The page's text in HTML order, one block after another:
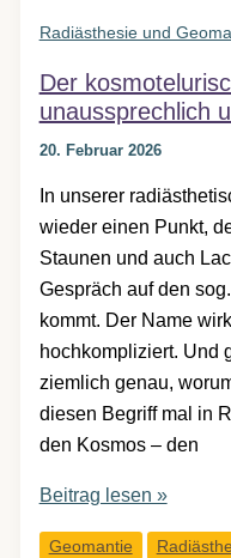
Radiästhesie und
Der
unaussprechlich
20. Februar 2026
In unserer
wieder einen Punkt,
Staunen und auch
Gespräch auf den
kommt. Der Name
hochkompliziert. Und
ziemlich genau,
diesen Begriff mal in
den Kosmos – den
Der
Beitrag lesen »
Geomantie